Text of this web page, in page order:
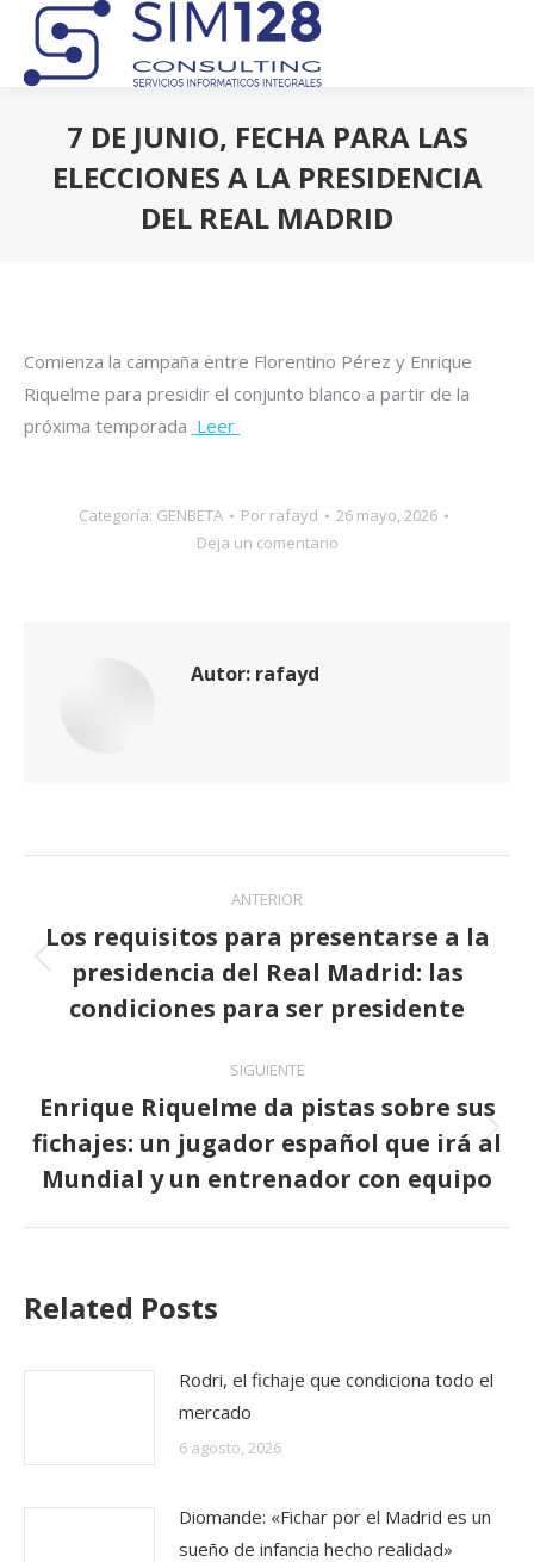
7 DE JUNIO, FECHA PARA LAS
ELECCIONES A LA PRESIDENCIA
DEL REAL MADRID
Comienza la campaña entre Florentino Pérez y Enrique
Riquelme para presidir el conjunto blanco a partir de la
próxima temporada Leer
Categoría: GENBETA Por rafayd
26 mayo, 2026
Deja un comentario
Autor: rafayd
Navegación
entre
publicaciones
ANTERIOR
Publicación
anterior:
Los requisitos para presentarse a la
presidencia del Real Madrid: las
condiciones para ser presidente
SIGUIENTE
Publicación
siguiente:
Enrique Riquelme da pistas sobre sus
fichajes: un jugador español que irá al
Mundial y un entrenador con equipo
Related Posts
Rodri, el fichaje que condiciona todo el
mercado
6 agosto, 2026
Diomande: «Fichar por el Madrid es un
sueño de infancia hecho realidad»